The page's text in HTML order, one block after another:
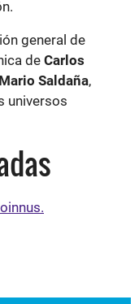
general de
deCarlos
Mario Saldaña,
universos